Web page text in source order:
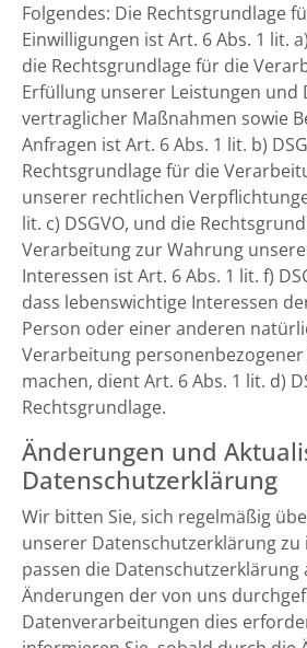
Folgendes: Die Rechtsgrundlage
Einwilligungen ist Art. 6 Abs. 1 lit.
die Rechtsgrundlage für die
Erfüllung unserer Leistungen
vertraglicher Maßnahmen sowie
Anfragen ist Art. 6 Abs. 1 lit. b)
Rechtsgrundlage für die
unserer rechtlichen
lit. c) DSGVO, und die
Verarbeitung zur Wahrung
Interessen ist Art. 6 Abs. 1 lit. f)
dass lebenswichtige Interessen
Person oder einer anderen
Verarbeitung
machen, dient Art. 6 Abs. 1 lit. d)
Rechtsgrundlage.
Änderungen und
Datenschutzerklärung
Wir bitten Sie, sich regelmäßig
unserer Datenschutzerklärung
passen die Datenschutzerklärung
Änderungen der von uns
Datenverarbeitungen dies